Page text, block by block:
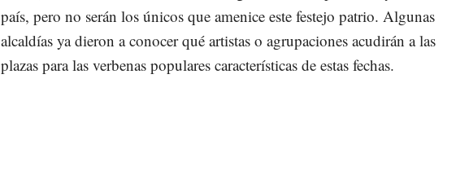
país, pero no serán los únicos que amenice este festejo patrio. Algunas
alcaldías ya dieron a conocer qué artistas o agrupaciones acudirán a las
plazas para las verbenas populares características de estas fechas.